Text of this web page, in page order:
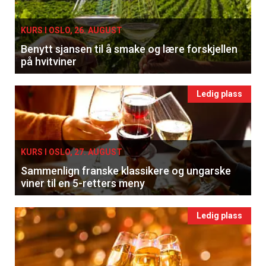
KURS I OSLO, 26. AUGUST
Benytt sjansen til å smake og lære forskjellen
på hvitviner
Ledig plass
KURS I OSLO, 27. AUGUST
Sammenlign franske klassikere og ungarske
viner til en 5-retters meny
Ledig plass